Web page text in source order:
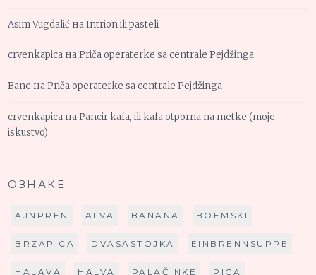
Asim Vugdalić наIntrion ili pasteli
crvenkapica наPriča operaterke sa centrale Pejdžinga
Bane наPriča operaterke sa centrale Pejdžinga
crvenkapica наPancir kafa, ili kafa otporna na metke (moje
iskustvo)
ОЗНАКЕ
AJNPREN ALVA BANANA BOEMSKI
BRZAPICA DVASASTOJKA EINBRENNSUPPE
HALAVA HALVA PALAČINKE PICA